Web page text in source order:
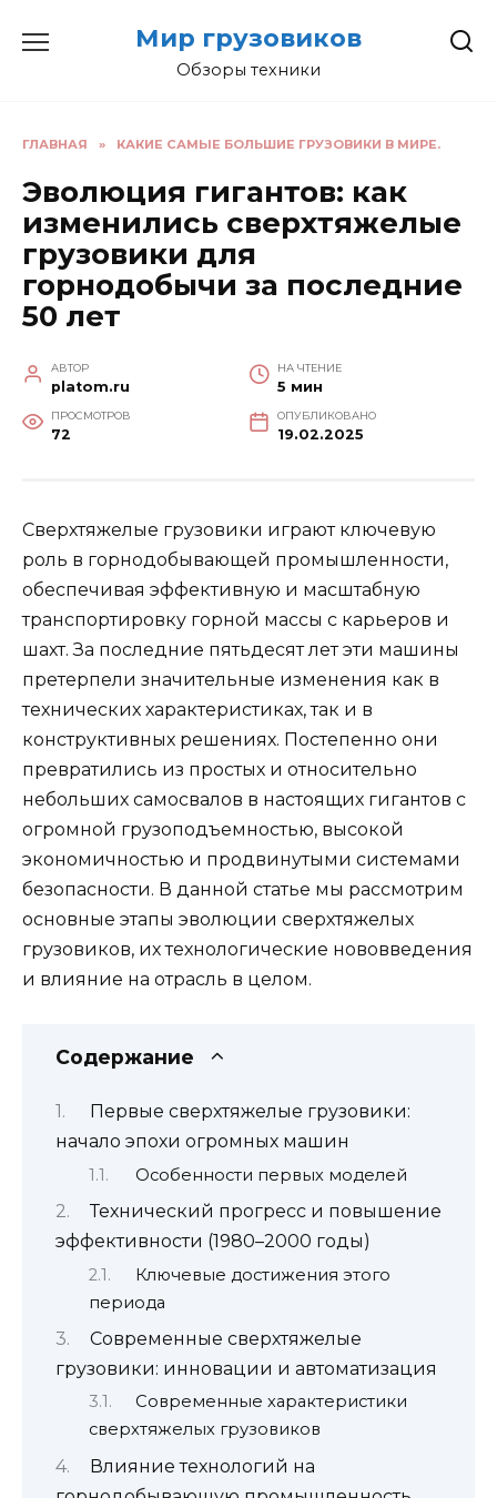
Мир грузовиков
Обзоры техники
ГЛАВНАЯ » КАКИЕ САМЫЕ БОЛЬШИЕ ГРУЗОВИКИ В МИРЕ.
Эволюция гигантов: как
изменились сверхтяжелые
грузовики для
горнодобычи за последние
50 лет
АВТОР
platom.ru
НА ЧТЕНИЕ
5 мин
ПРОСМОТРОВ
72
ОПУБЛИКОВАНО
19.02.2025
Сверхтяжелые грузовики играют ключевую
роль в горнодобывающей промышленности,
обеспечивая эффективную и масштабную
транспортировку горной массы с карьеров и
шахт. За последние пятьдесят лет эти машины
претерпели значительные изменения как в
технических характеристиках, так и в
конструктивных решениях. Постепенно они
превратились из простых и относительно
небольших самосвалов в настоящих гигантов с
огромной грузоподъемностью, высокой
экономичностью и продвинутыми системами
безопасности. В данной статье мы рассмотрим
основные этапы эволюции сверхтяжелых
грузовиков, их технологические нововведения
и влияние на отрасль в целом.
Содержание
Первые сверхтяжелые грузовики:
начало эпохи огромных машин
Особенности первых моделей
Технический прогресс и повышение
эффективности (1980–2000 годы)
Ключевые достижения этого
периода
Современные сверхтяжелые
грузовики: инновации и автоматизация
Современные характеристики
сверхтяжелых грузовиков
Влияние технологий на